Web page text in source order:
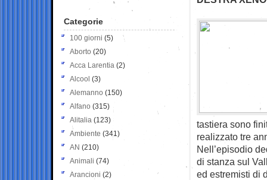
tastiera sono
realizzato tre
Nell’episodio
di stanza sul
ed estremisti di
Categorie
100 giorni (5)
Aborto (20)
Acca Larentia (2)
Alcool (3)
Alemanno (150)
Alfano (315)
Alitalia (123)
Ambiente (341)
AN (210)
Animali (74)
Arancioni (2)